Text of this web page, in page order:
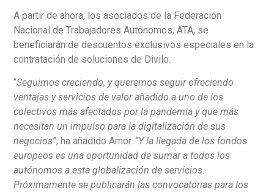
A partir de ahora, los asociados de la Federación
Nacional de Trabajadores Autónomos, ATA, se
beneficiarán de descuentos exclusivos especiales en la
contratación de soluciones de Divilo.
“Seguimos creciendo, y queremos seguir ofreciendo
ventajas y servicios de valor añadido a uno de los
colectivos más afectados por la pandemia y que más
necesitan un impulso para la digitalización de sus
negocios”, ha añadido Amor. “Y la llegada de los fondos
europeos es una oportunidad de sumar a todos los
autónomos a esta globalización de servicios.
Próximamente se publicarán las convocatorias para los